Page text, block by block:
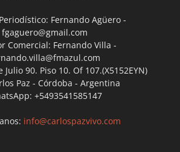
Fernando Agüero -
fgaguero@gmail.com
Comercial: Fernando Villa -
90. Piso 10. Of 107.(X5152EYN)
Paz - Córdoba - Argentina
+5493541585147
info@carlospazvivo.com